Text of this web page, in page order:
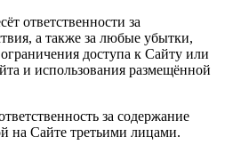
ответственности за
а также за любые убытки,
доступа к Сайту или
и использования размещённой
за содержание
на Сайте третьими лицами.